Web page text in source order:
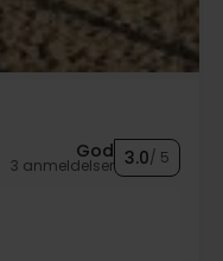
God
3 anmeldelser 3.0/ 5